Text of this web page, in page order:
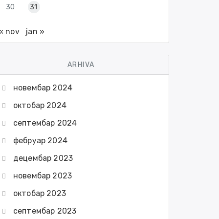
30 31
nov jan »
ARHIVA
новембар 2024
октобар 2024
септембар 2024
фебруар 2024
децембар 2023
новембар 2023
октобар 2023
септембар 2023